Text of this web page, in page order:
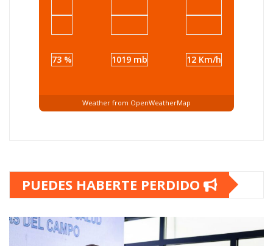
73 % 1019 mb 12 Km/h
Weather from OpenWeatherMap
PUEDES HABERTE PERDIDO